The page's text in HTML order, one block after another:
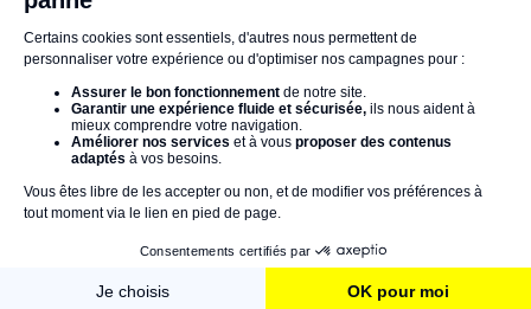
Disjoncteur enclenché, mais pas de
courant : causes et solutions pour
rétablir l’électricité